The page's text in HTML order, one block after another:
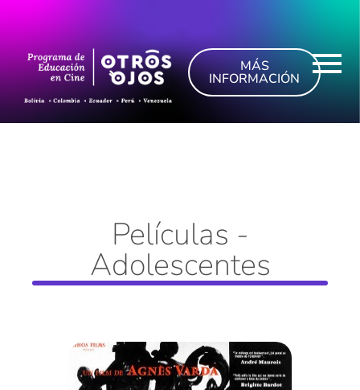
MÁS
INFORMACIÓN
Películas -
Adolescentes